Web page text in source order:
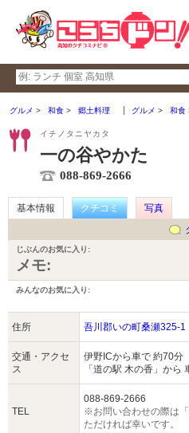
グルメ 和食 郷土料理 グルメ 和食
イチノタニヤカタ
一の谷やかた
088-869-2666
基本情報 クチコミ
写真
じぶんのお気に入り:
メモ:
みんなのお気に入り:
住所 吾川郡いの町桑瀬325-1
交通・アクセ
ス
伊野ICから車で 約70
「道の駅 木の香」から
TEL
088-869-2666
※お問い合わせの際は
ただければ幸いです。